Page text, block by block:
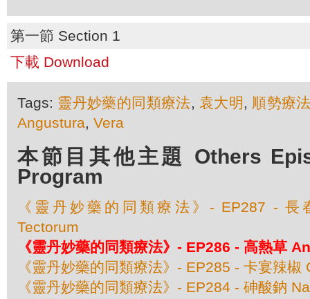
第一節 Section 1
下載 Download
Tags: 靈丹妙藥的同類療法, 袁大明 , 順勢療
Angustura, Vera
本節目其他主題 Others
Program
《靈丹妙藥的同類療法》- EP287 - 長
Tectorum
《靈丹妙藥的同類療法》- EP286 - 高熱草
《靈丹妙藥的同類療法》- EP285 - 卡宴辣
《靈丹妙藥的同類療法》- EP284 - 砷酸鈉